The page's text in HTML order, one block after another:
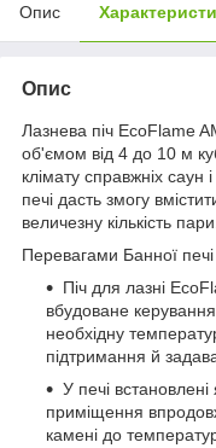
Опис
Опис
Лазнева піч EcoFlame
об'ємом від 4 до 10 м
клімату справжніх саун
печі дасть змогу
величезну кількість пари.
Перевагами Банної
Піч для лазні
вбудоване
необхідну
підтримання й
У печі встановлені
приміщення
камені до